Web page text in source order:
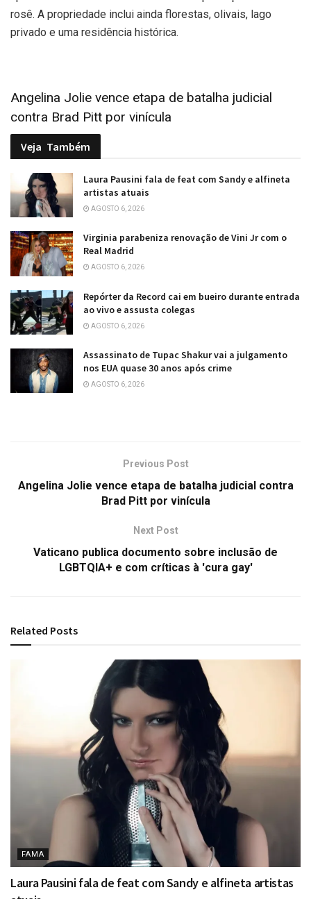
rosê. A propriedade inclui ainda florestas, olivais, lago
privado e uma residência histórica.
Angelina Jolie vence etapa de batalha judicial
contra Brad Pitt por vinícula
Veja Também
Laura Pausini fala de feat com Sandy e alfineta
artistas atuais
AGOSTO 6, 2026
Virginia parabeniza renovação de Vini Jr com o
Real Madrid
AGOSTO 6, 2026
Repórter da Record cai em bueiro durante entrada
ao vivo e assusta colegas
AGOSTO 6, 2026
Assassinato de Tupac Shakur vai a julgamento
nos EUA quase 30 anos após crime
AGOSTO 6, 2026
Previous Post
Angelina Jolie vence etapa de batalha judicial contra
Brad Pitt por vinícula
Next Post
Vaticano publica documento sobre inclusão de
LGBTQIA+ e com críticas à 'cura gay'
Related Posts
FAMA
Laura Pausini fala de feat com Sandy e alfineta artistas